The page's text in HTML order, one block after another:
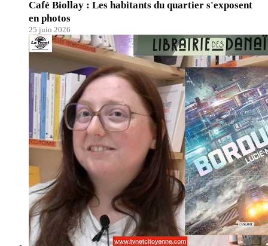
Café Biollay : Les habitants du quartier s'exposent
en photos
25 juin 2026